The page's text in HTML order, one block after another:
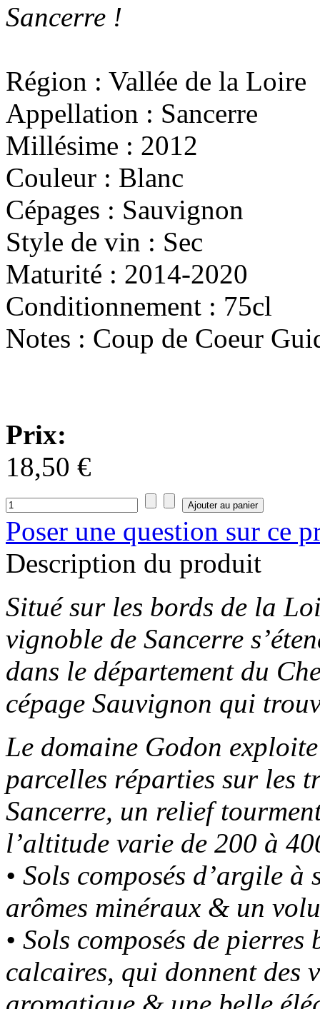
Sancerre !
Région : Vallée de la Loire
Appellation : Sancerre
Millésime : 2012
Couleur : Blanc
Cépages : Sauvignon
Style de vin : Sec
Maturité : 2014-2020
Conditionnement : 75cl
Notes : Coup de Coeur
Prix:
18,50 €
Poser une question sur ce
Description du produit
Situé sur les bords de la
vignoble de Sancerre
dans le département du
cépage Sauvignon qui
Le domaine Godon
parcelles réparties sur les
Sancerre, un relief
l’altitude varie de 200 à
• Sols composés d’argile
arômes minéraux & un
• Sols composés de
calcaires, qui donnent des